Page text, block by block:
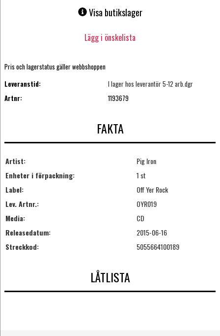
Visa butikslager
Lägg i önskelista
Pris och lagerstatus gäller webbshoppen
Leveranstid:
I lager hos leverantör 5-12 arb.dgr
Artnr:
1193679
FAKTA
Artist:
Pig Iron
Enheter i förpackning:
1 st
Label:
Off Yer Rock
Lev. Artnr.:
OYR019
Media:
CD
Releasedatum:
2015-06-16
Streckkod:
5055664100189
LÅTLISTA